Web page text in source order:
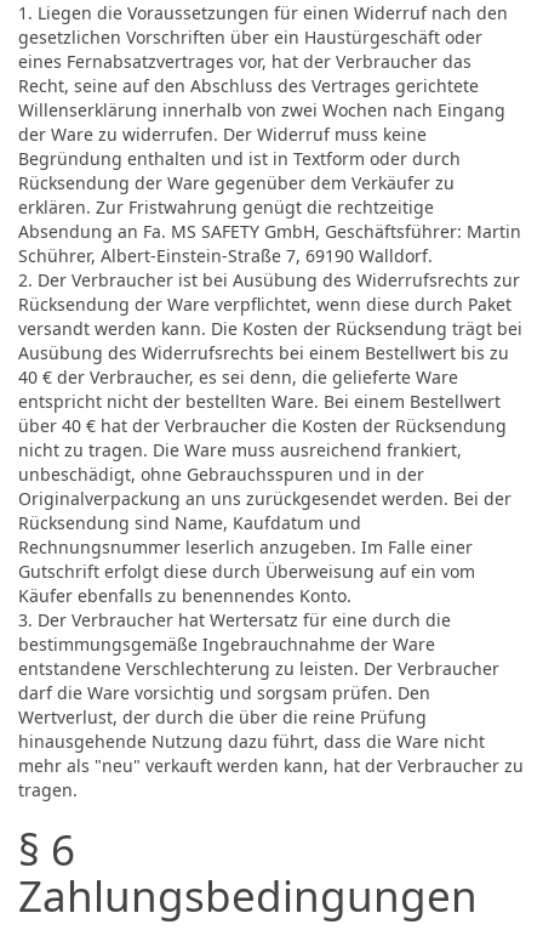
1. Liegen die Voraussetzungen für einen Widerruf nach den
gesetzlichen Vorschriften über ein Haustürgeschäft oder
eines Fernabsatzvertrages vor, hat der Verbraucher das
Recht, seine auf den Abschluss des Vertrages gerichtete
Willenserklärung innerhalb von zwei Wochen nach Eingang
der Ware zu widerrufen. Der Widerruf muss keine
Begründung enthalten und ist in Textform oder durch
Rücksendung der Ware gegenüber dem Verkäufer zu
erklären. Zur Fristwahrung genügt die rechtzeitige
Absendung an Fa. MS SAFETY GmbH, Geschäftsführer: Martin
Schührer, Albert-Einstein-Straße 7, 69190 Walldorf.
2. Der Verbraucher ist bei Ausübung des Widerrufsrechts zur
Rücksendung der Ware verpflichtet, wenn diese durch Paket
versandt werden kann. Die Kosten der Rücksendung trägt bei
Ausübung des Widerrufsrechts bei einem Bestellwert bis zu
40 € der Verbraucher, es sei denn, die gelieferte Ware
entspricht nicht der bestellten Ware. Bei einem Bestellwert
über 40 € hat der Verbraucher die Kosten der Rücksendung
nicht zu tragen. Die Ware muss ausreichend frankiert,
unbeschädigt, ohne Gebrauchsspuren und in der
Originalverpackung an uns zurückgesendet werden. Bei der
Rücksendung sind Name, Kaufdatum und
Rechnungsnummer leserlich anzugeben. Im Falle einer
Gutschrift erfolgt diese durch Überweisung auf ein vom
Käufer ebenfalls zu benennendes Konto.
3. Der Verbraucher hat Wertersatz für eine durch die
bestimmungsgemäße Ingebrauchnahme der Ware
entstandene Verschlechterung zu leisten. Der Verbraucher
darf die Ware vorsichtig und sorgsam prüfen. Den
Wertverlust, der durch die über die reine Prüfung
hinausgehende Nutzung dazu führt, dass die Ware nicht
mehr als "neu" verkauft werden kann, hat der Verbraucher zu
tragen.
§ 6
Zahlungsbedingungen